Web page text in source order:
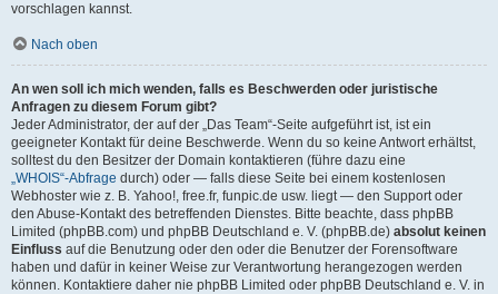
vorschlagen kannst.
Nach oben
An wen soll ich mich wenden, falls es Beschwerden oder juristische
Anfragen zu diesem Forum gibt?
Jeder Administrator, der auf der „Das Team“-Seite aufgeführt ist, ist ein
geeigneter Kontakt für deine Beschwerde. Wenn du so keine Antwort erhältst,
solltest du den Besitzer der Domain kontaktieren (führe dazu eine
„WHOIS“-Abfrage durch) oder — falls diese Seite bei einem kostenlosen
Webhoster wie z. B. Yahoo!, free.fr, funpic.de usw. liegt — den Support oder
den Abuse-Kontakt des betreffenden Dienstes. Bitte beachte, dass phpBB
Limited (phpBB.com) und phpBB Deutschland e. V. (phpBB.de) absolut keinen
Einfluss auf die Benutzung oder den oder die Benutzer der Forensoftware
haben und dafür in keiner Weise zur Verantwortung herangezogen werden
können. Kontaktiere daher nie phpBB Limited oder phpBB Deutschland e. V. in